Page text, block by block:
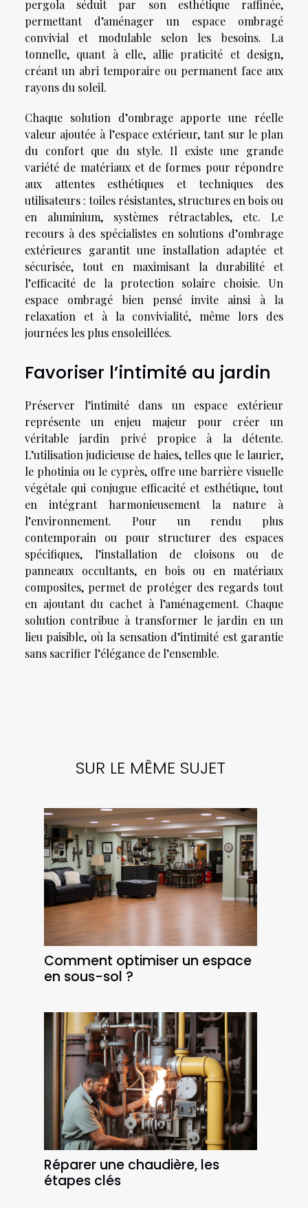
pergola séduit par son esthétique raffinée,
permettant d’aménager un espace ombragé
convivial et modulable selon les besoins. La
tonnelle, quant à elle, allie praticité et design,
créant un abri temporaire ou permanent face aux
rayons du soleil.
Chaque solution d’ombrage apporte une réelle
valeur ajoutée à l’espace extérieur, tant sur le plan
du confort que du style. Il existe une grande
variété de matériaux et de formes pour répondre
aux attentes esthétiques et techniques des
utilisateurs : toiles résistantes, structures en bois ou
en aluminium, systèmes rétractables, etc. Le
recours à des spécialistes en solutions d’ombrage
extérieures garantit une installation adaptée et
sécurisée, tout en maximisant la durabilité et
l’efficacité de la protection solaire choisie. Un
espace ombragé bien pensé invite ainsi à la
relaxation et à la convivialité, même lors des
journées les plus ensoleillées.
Favoriser l’intimité au jardin
Préserver l’intimité dans un espace extérieur
représente un enjeu majeur pour créer un
véritable jardin privé propice à la détente.
L’utilisation judicieuse de haies, telles que le laurier,
le photinia ou le cyprès, offre une barrière visuelle
végétale qui conjugue efficacité et esthétique, tout
en intégrant harmonieusement la nature à
l’environnement. Pour un rendu plus
contemporain ou pour structurer des espaces
spécifiques, l’installation de cloisons ou de
panneaux occultants, en bois ou en matériaux
composites, permet de protéger des regards tout
en ajoutant du cachet à l’aménagement. Chaque
solution contribue à transformer le jardin en un
lieu paisible, où la sensation d’intimité est garantie
sans sacrifier l’élégance de l’ensemble.
SUR LE MÊME SUJET
Comment optimiser un espace
en sous-sol ?
Réparer une chaudière, les
étapes clés